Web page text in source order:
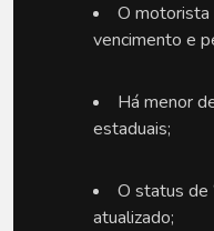
O motorista
vencimento e
Há menor
estaduais;
O status de
atualizado;